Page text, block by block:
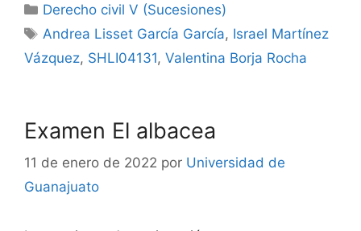
Categorías
Derecho civil V (Sucesiones)
Etiquetas
Andrea Lisset García García, Israel Martínez
Vázquez, SHLI04131, Valentina Borja Rocha
Examen El albacea
11 de enero de 2022 por Universidad de
Guanajuato